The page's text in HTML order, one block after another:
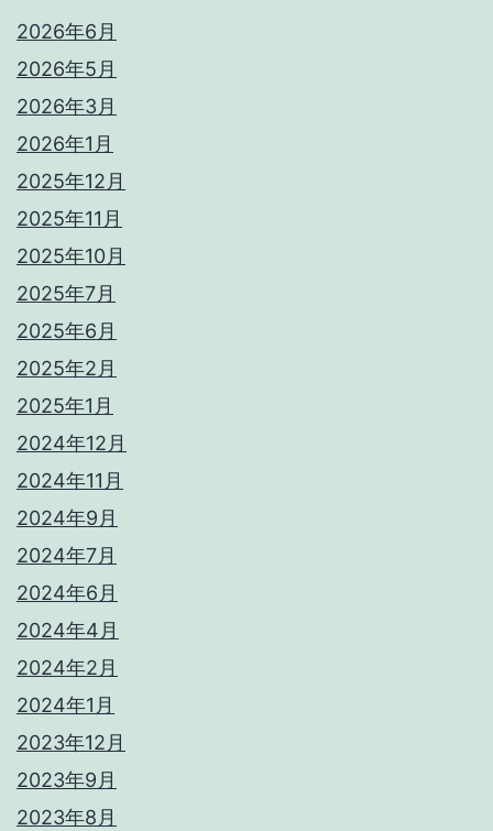
2026年6月
2026年5月
2026年3月
2026年1月
2025年12月
2025年11月
2025年10月
2025年7月
2025年6月
2025年2月
2025年1月
2024年12月
2024年11月
2024年9月
2024年7月
2024年6月
2024年4月
2024年2月
2024年1月
2023年12月
2023年9月
2023年8月